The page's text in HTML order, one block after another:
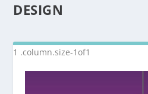
DESIGN